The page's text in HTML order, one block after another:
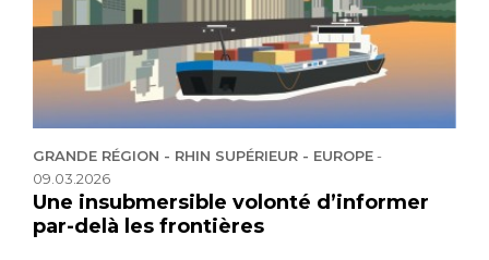
GRANDE RÉGION - RHIN SUPÉRIEUR - EUROPE-
09.03.2026
Une insubmersible volonté d’informer
par-delà les frontières